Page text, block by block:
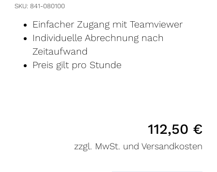
SKU 841-080100
Einfacher Zugang mit Teamviewer
Individuelle Abrechnung nach
Zeitaufwand
Preis gilt pro Stunde
112,50 €
zzgl. MwSt. und Versandkosten